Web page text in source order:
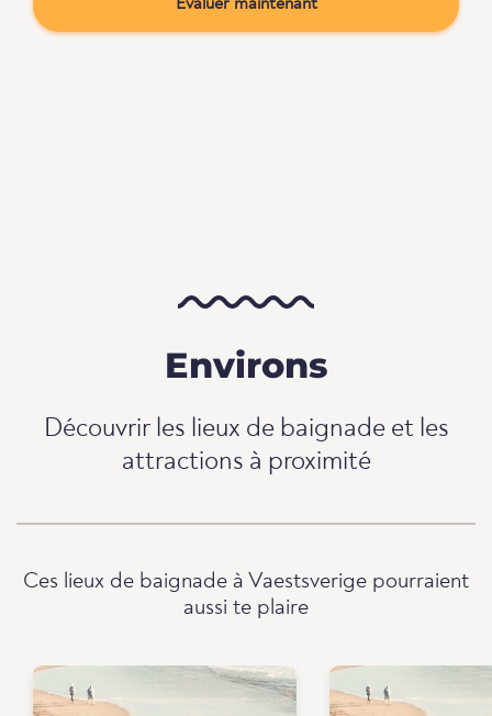
Évaluer maintenant
Environs
Découvrir les lieux de baignade et les
attractions à proximité
Ces lieux de baignade à Vaestsverige pourraient
aussi te plaire